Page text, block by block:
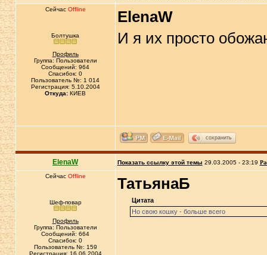
Сейчас Offline
Болтушка
Профиль
Группа: Пользователи
Сообщений: 964
Спасибок: 0
Пользователь №: 1 014
Регистрация: 5.10.2004
Откуда: КИЕВ
ElenaW
И я их просто
сохранить
ElenaW Показать ссылку этой темы 29.03.2005 - 23:19
Сейчас Offline
Шеф-повар
Профиль
Группа: Пользователи
Сообщений: 664
Спасибок: 0
Пользователь №: 159
Регистрация: 16.06.2004
ТатьянаБ
Цитата
Но свою кошку - больше всего